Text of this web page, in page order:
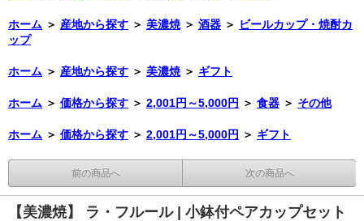
ホーム ＞ 産地から探す ＞ 美濃焼 ＞ 酒器 ＞ ビールカップ・焼酎カ
ップ
ホーム ＞ 産地から探す ＞ 美濃焼 ＞ ギフト
ホーム ＞ 価格から探す ＞ 2,001円～5,000円 ＞ 食器 ＞ その他
ホーム ＞ 価格から探す ＞ 2,001円～5,000円 ＞ ギフト
前の商品へ 次の商品へ
【美濃焼】 ラ・フルール | 小鉢付ペアカップセット